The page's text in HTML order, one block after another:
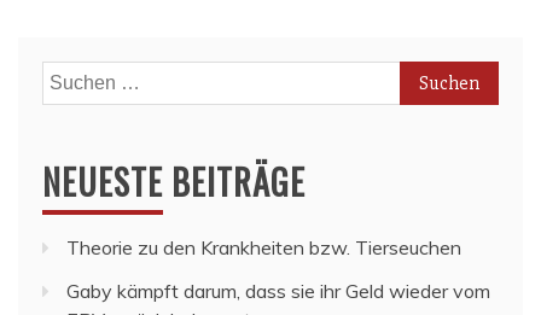
Suchen
nach:
NEUESTE BEITRÄGE
Theorie zu den Krankheiten bzw. Tierseuchen
Gaby kämpft darum, dass sie ihr Geld wieder vom